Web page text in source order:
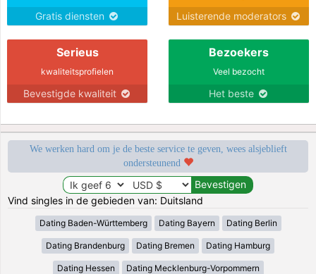
Gratis diensten Luisterende moderators
Serieus
kwaliteitsprofielen
Bevestigde kwaliteit
Bezoekers
Veel bezocht
Het beste
We werken hard om je de beste service te geven, wees alsjeblieft
ondersteunend
Vind singles in de gebieden van: Duitsland
Dating Baden-Württemberg Dating Bayern Dating Berlin
Dating Brandenburg Dating Bremen Dating Hamburg
Dating Hessen Dating Mecklenburg-Vorpommern